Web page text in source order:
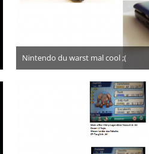
Nintendo du warst mal cool ;(
21. Juli 2016
4